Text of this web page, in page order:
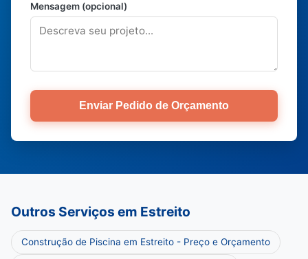
Mensagem (opcional)
Enviar Pedido de Orçamento
Outros Serviços em Estreito
Construção de Piscina em Estreito - Preço e Orçamento